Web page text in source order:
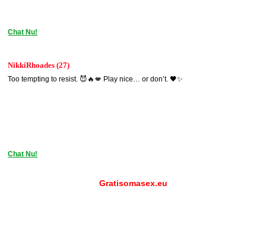
Chat Nu!
NikkiRhoades (27)
Too tempting to resist. 😈🔥💋 Play nice… or don’t. 🖤✨
Chat Nu!
Gratisomasex.eu